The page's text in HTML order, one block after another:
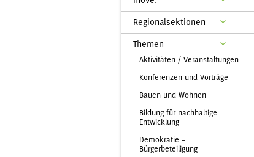
Regionalsektionen
Themen
Aktivitäten / Veranstaltungen
Konferenzen und Vorträge
Bauen und Wohnen
Bildung für nachhaltige
Entwicklung
Demokratie –
Bürgerbeteiligung